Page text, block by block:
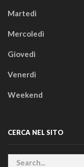
Martedì
Mercoledì
Giovedì
Venerdì
Weekend
CERCA NEL SITO